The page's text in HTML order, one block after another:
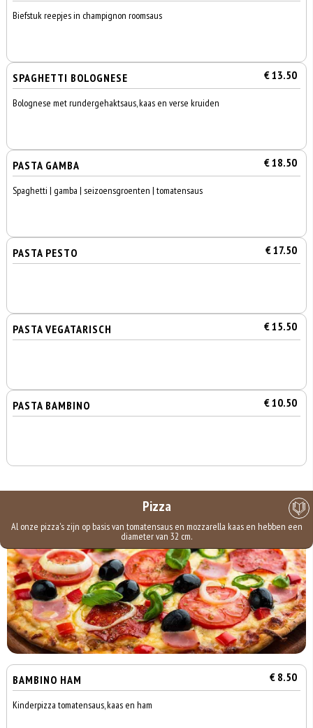
Biefstuk reepjes in champignon roomsaus
SPAGHETTI BOLOGNESE € 13.50
Bolognese met rundergehaktsaus, kaas en verse kruiden
PASTA GAMBA € 18.50
Spaghetti | gamba | seizoensgroenten | tomatensaus
PASTA PESTO € 17.50
PASTA VEGATARISCH € 15.50
PASTA BAMBINO € 10.50
Pizza
Al onze pizza's zijn op basis van tomatensaus en mozzarella kaas en hebben een
diameter van 32 cm.
BAMBINO HAM € 8.50
Kinderpizza tomatensaus, kaas en ham